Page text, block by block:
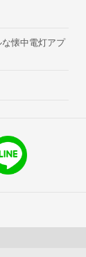
懐中電灯アプ